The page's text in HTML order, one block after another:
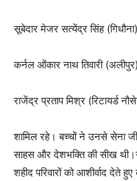
सूबेदार मेजर सत्येंद्र सिंह (गिधौना)
कर्नल ओंकार नाथ तिवारी (अलीपुर)
राजेंद्र प्रताप मिश्र (रिटायर्ड
शामिल रहे। बच्चों ने उनसे सेना
साहस और देशभक्ति की सीख
शहीद परिवारों को आशीर्वाद देते